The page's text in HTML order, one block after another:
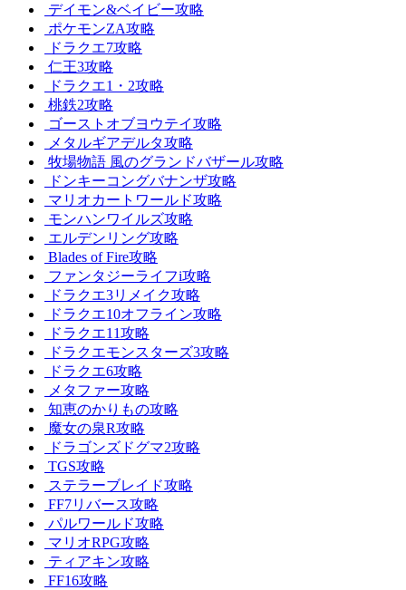
デイモン&ベイビー攻略
ポケモンZA攻略
ドラクエ7攻略
仁王3攻略
ドラクエ1・2攻略
桃鉄2攻略
ゴーストオブヨウテイ攻略
メタルギアデルタ攻略
牧場物語 風のグランドバザール攻略
ドンキーコングバナンザ攻略
マリオカートワールド攻略
モンハンワイルズ攻略
エルデンリング攻略
Blades of Fire攻略
ファンタジーライフi攻略
ドラクエ3リメイク攻略
ドラクエ10オフライン攻略
ドラクエ11攻略
ドラクエモンスターズ3攻略
ドラクエ6攻略
メタファー攻略
知恵のかりもの攻略
魔女の泉R攻略
ドラゴンズドグマ2攻略
TGS攻略
ステラーブレイド攻略
FF7リバース攻略
パルワールド攻略
マリオRPG攻略
ティアキン攻略
FF16攻略